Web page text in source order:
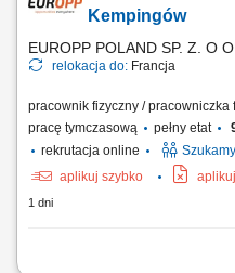
Kempingów
EUROPP POLAND SP. Z. O O.
relokacja do: Francja
pracownik fizyczny / pracowniczka
pracę tymczasową
pełny etat
rekrutacja online
aplikuj szybko
1 dni